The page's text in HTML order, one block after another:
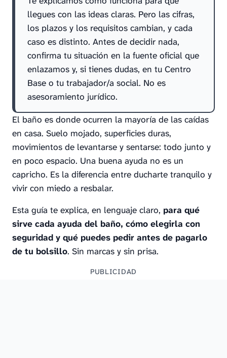
llegues con las ideas claras. Pero las cifras,
los plazos y los requisitos cambian, y cada
caso es distinto. Antes de decidir nada,
confirma tu situación en la fuente oficial que
enlazamos y, si tienes dudas, en tu Centro
Base o tu trabajador/a social. No es
asesoramiento jurídico.
El baño es donde ocurren la mayoría de las caídas
en casa. Suelo mojado, superficies duras,
movimientos de levantarse y sentarse: todo junto y
en poco espacio. Una buena ayuda no es un
capricho. Es la diferencia entre ducharte tranquilo y
vivir con miedo a resbalar.
Esta guía te explica, en lenguaje claro, para qué
sirve cada ayuda del baño, cómo elegirla con
seguridad y qué puedes pedir antes de pagarlo
de tu bolsillo. Sin marcas y sin prisa.
PUBLICIDAD